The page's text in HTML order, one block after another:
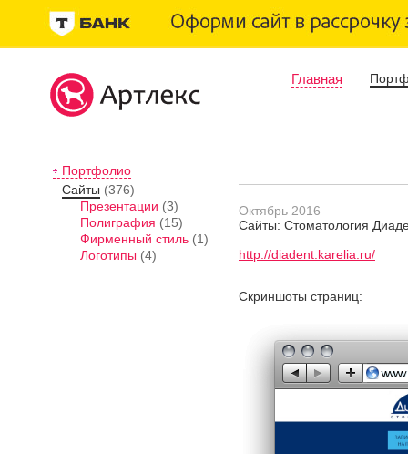
Главная
Портфолио
Сайты (376)
Презентации (3)
Полиграфия (15)
Фирменный стиль (1)
Логотипы (4)
Октябрь 2016
Сайты: Стоматология
http://diadent.karelia.ru/
Скриншоты страниц: